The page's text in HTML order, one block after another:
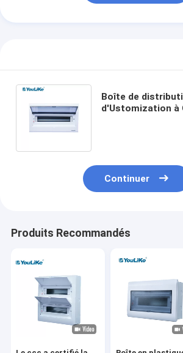
Boîte de
d'Ustomization à
Continuer
Produits Recommandés